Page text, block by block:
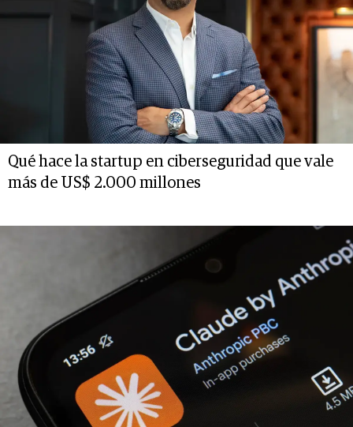
Qué hace la startup en ciberseguridad que vale
más de US$ 2.000 millones